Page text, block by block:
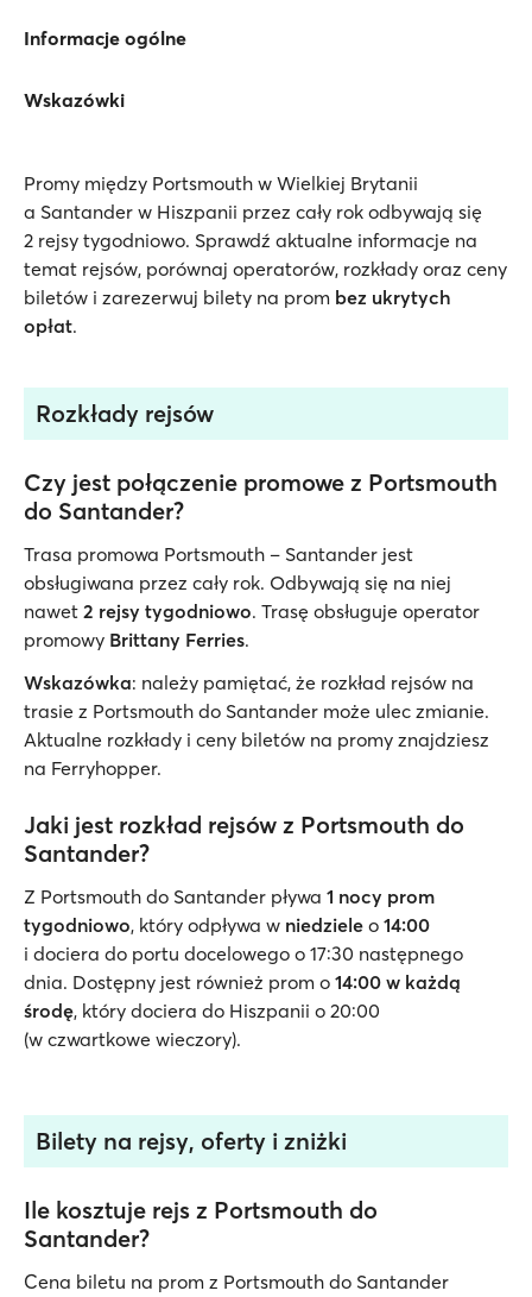
Informacje ogólne
Wskazówki
Promy między Portsmouth w Wielkiej Brytanii
a Santander w Hiszpanii przez cały rok odbywają się
2 rejsy tygodniowo. Sprawdź aktualne informacje na
temat rejsów, porównaj operatorów, rozkłady oraz ceny
biletów i zarezerwuj bilety na prom bez ukrytych
opłat.
Rozkłady rejsów
Czy jest połączenie promowe z Portsmouth
do Santander?
Trasa promowa Portsmouth – Santander jest
obsługiwana przez cały rok. Odbywają się na niej
nawet 2 rejsy tygodniowo. Trasę obsługuje operator
promowy Brittany Ferries.
Wskazówka: należy pamiętać, że rozkład rejsów na
trasie z Portsmouth do Santander może ulec zmianie.
Aktualne rozkłady i ceny biletów na promy znajdziesz
na Ferryhopper.
Jaki jest rozkład rejsów z Portsmouth do
Santander?
Z Portsmouth do Santander pływa 1 nocy prom
tygodniowo, który odpływa w niedziele o 14:00
i dociera do portu docelowego o 17:30 następnego
dnia. Dostępny jest również prom o 14:00 w każdą
środę, który dociera do Hiszpanii o 20:00
(w czwartkowe wieczory).
Bilety na rejsy, oferty i zniżki
Ile kosztuje rejs z Portsmouth do
Santander?
Cena biletu na prom z Portsmouth do Santander